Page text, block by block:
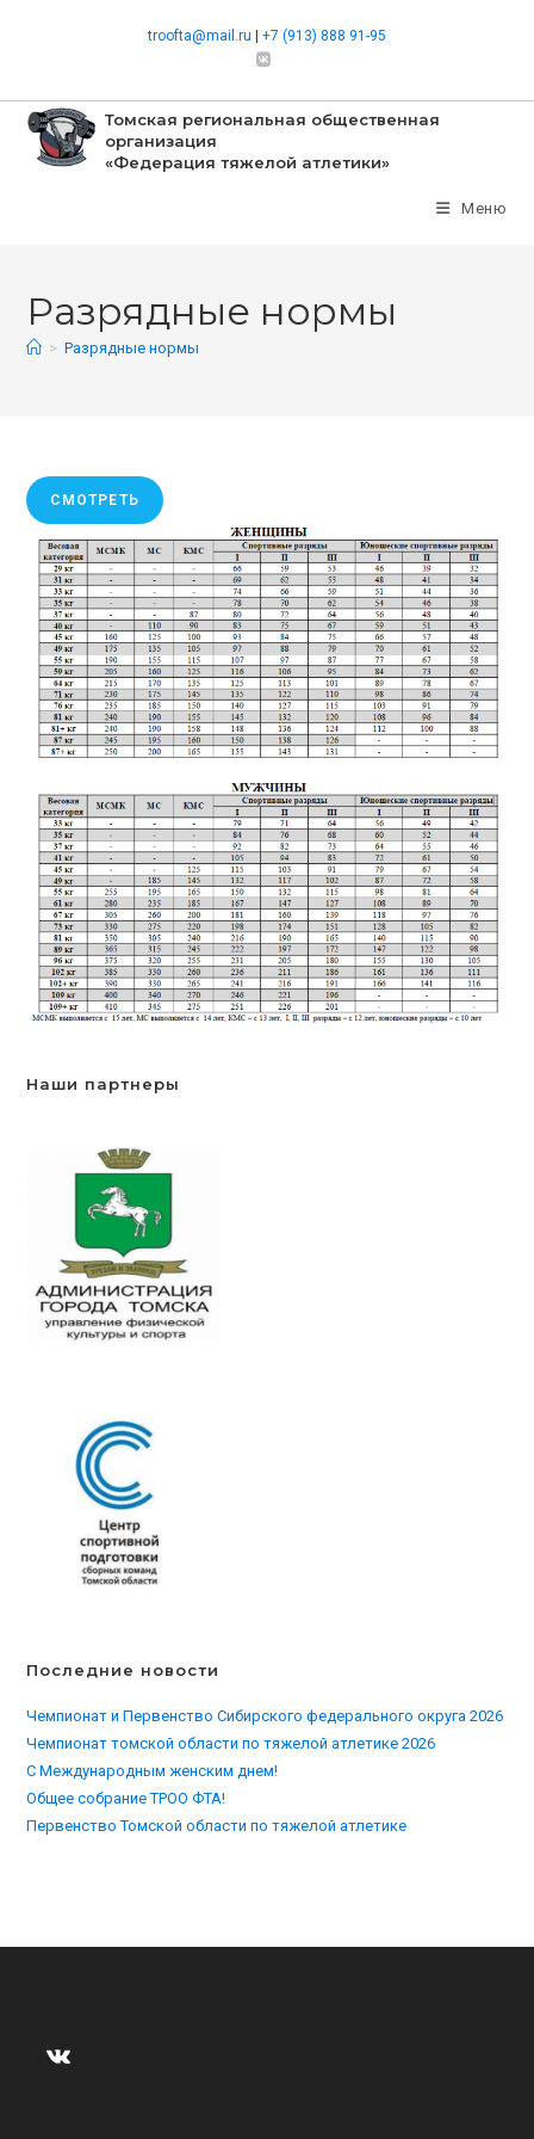
troofta@mail.ru +7 (913) 888 91-95
Томская региональная общественная
организация
«Федерация тяжелой атлетики»
Меню
Разрядные нормы
> Разрядные нормы
СМОТРЕТЬ
Наши партнеры
Последние новости
Чемпионат и Первенство Сибирского федерального округа 2026
Чемпионат томской области по тяжелой атлетике 2026
С Международным женским днем!
Общее собрание ТРОО ФТА!
Первенство Томской области по тяжелой атлетике
ВКонтакте